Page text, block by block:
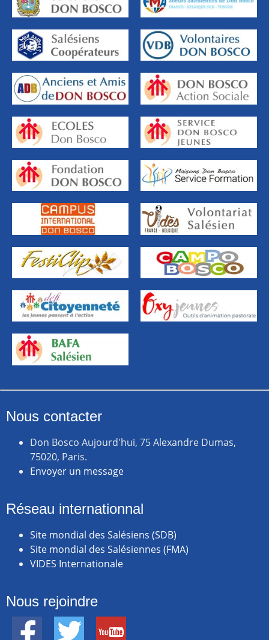
Nous contacter
Don Bosco Aujourd'hui, 75 Alexandre Dumas,
75020, Paris.
Envoyer un message
Réseau internationnal
Site mondial des Salésiens (SDB)
Site mondial des Salésiennes (FMA)
VIDES Internationale
Nous rejoindre